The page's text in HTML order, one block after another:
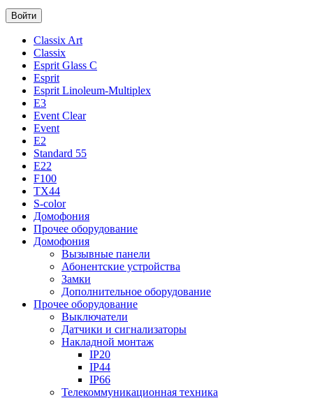
Classix Art
Classix
Esprit Glass C
Esprit
Esprit Linoleum-Multiplex
E3
Event Clear
Event
E2
Standard 55
E22
F100
TX44
S-color
Домофония
Прочее оборудование
Домофония
Вызывные панели
Абонентские устройства
Замки
Дополнительное оборудование
Прочее оборудование
Выключатели
Датчики и сигнализаторы
Накладной монтаж
IP20
IP44
IP66
Телекоммуникационная техника